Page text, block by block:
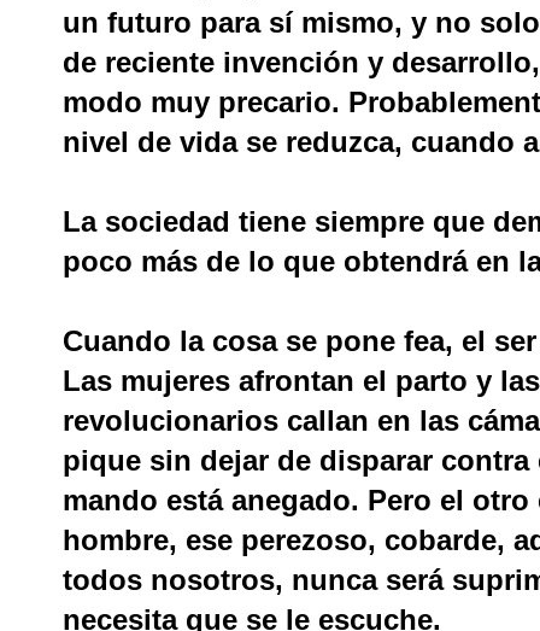
un futuro para sí mismo, y no
de reciente invención y
modo muy precario.
nivel de vida se reduzca, cuando
La sociedad tiene siempre que
poco más de lo que obtendrá en
Cuando la cosa se pone fea, el
Las mujeres afrontan el parto y
revolucionarios callan en las
pique sin dejar de disparar
mando está anegado. Pero el
hombre, ese perezoso, cobarde,
todos nosotros, nunca será
necesita que se le escuche.